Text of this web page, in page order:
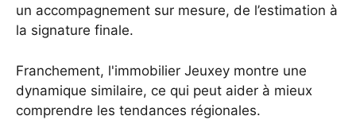
un accompagnement sur mesure, de l’estimation à
la signature finale.
Franchement, l'immobilier Jeuxey montre une
dynamique similaire, ce qui peut aider à mieux
comprendre les tendances régionales.